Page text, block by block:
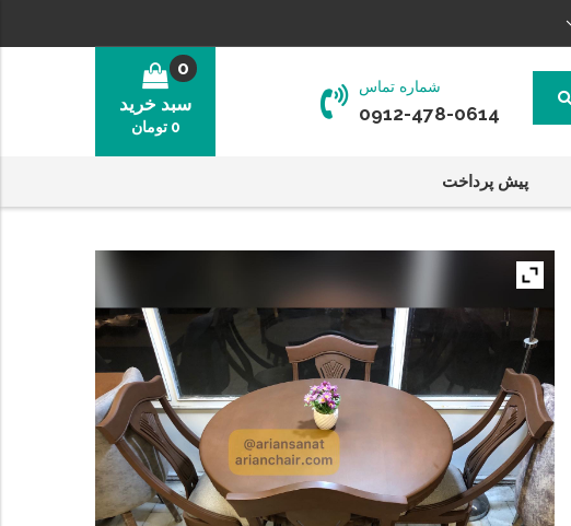
شماره تماس
0912-478-0614 سبد خرید
0
0 تومان
پیش پرداخت